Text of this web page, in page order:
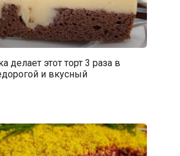
делает этот торт 3 раза в
и вкусный